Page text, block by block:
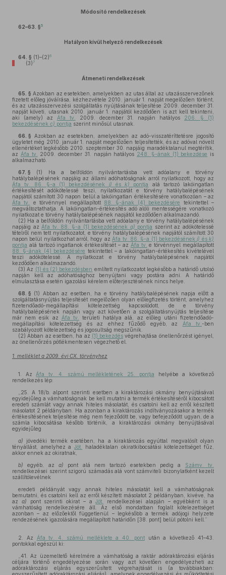
Módosító rendelkezések
62–63. §5
Hatályon kívül helyező rendelkezések
64. § (1)–(2)6
(3)7
Átmeneti rendelkezések
65. § Azokban az esetekben, amelyekben az utas által az utazásszervezőnek
fizetett előleg jóváírása, kézhezvétele 2010. január 1. napját megelőzően történt,
és az utazásszervezési szolgáltatás nyújtásának teljesítése 2009. december 31.
napját követi, utasnak 2010. január 1. napjától kezdődően is azt kell tekinteni,
aki (amely) az
Áfa tv. 2009. december 31. napján hatályos 206. § (1)
bekezdésének c) pontja szerint minősül utasnak.
66. § Azokban az esetekben, amelyekben az adó-visszatéríttetésre jogosító
ügyletet még 2010. január 1. napját megelőzően teljesítették, és az adóval növelt
ellenértéket legkésőbb 2010. szeptember 30. napjáig maradéktalanul megtérítik,
az Áfa tv. 2009. december 31. napján hatályos 248. §-ának (1) bekezdése is
alkalmazható.
67. § (1)
Ha a belföldön nyilvántartásba vett adóalany e törvény
hatálybalépésének napjáig az állami adóhatóságnak arról nyilatkozott, hogy az
Áfa tv. 86. §-a (1) bekezdésének j) és k) pontja
alá tartozó lakóingatlan
értékesítését adókötelessé teszi, nyilatkozatát e törvény hatálybalépésének
napjától számított 30 napon belül a lakóingatlan értékesítésére vonatkozóan – az
Áfa tv.
e törvénnyel megállapított 88. §-ának (4) bekezdésére
tekintettel –
megváltoztathatja. A lakóingatlan-értékesítés adó alóli mentességére vonatkozó
nyilatkozat e törvény hatálybalépésének napjától kezdődően alkalmazandó.
(2) Ha a belföldön nyilvántartásba vett adóalany e törvény hatálybalépésének
napjáig az Áfa tv. 88. §-a (1) bekezdésének a) pontja szerint az adókötelessé
tételről nem tett nyilatkozatot, e törvény hatálybalépésének napjától számított 30
napon belül nyilatkozhat arról, hogy az Áfa tv. 86. §-a (1) bekezdésénekj) ésk)
pontja alá tartozó ingatlanok értékesítését – az Áfa tv. e törvénnyel megállapított
88. §-ának (4) bekezdésére tekintettel – a lakóingatlan-értékesítés kivételével
teszi adókötelessé. A nyilatkozat e törvény hatálybalépésének napjától
kezdődően alkalmazandó.
(3) Az (1) és (2) bekezdésben említett nyilatkozatot legkésőbb a határidő utolsó
napján kell az adóhatósághoz benyújtani vagy postára adni. A határidő
elmulasztása esetén igazolási kérelem előterjesztésének nincs helye.
68. § (1) Abban az esetben, ha e törvény hatálybalépésének napja előtt a
szolgáltatásnyújtás teljesítését megelőzően olyan előlegfizetés történt, amelyhez
fizetendőadó-megállapítási kötelezettség kapcsolódott, de e törvény
hatálybalépésének napján vagy azt követően a szolgáltatásnyújtás teljesítése
már nem esik az
Áfa tv.
területi hatálya alá, az előleg utáni fizetendőadó-
megállapítási kötelezettség és az ehhez fűződő egyéb, az
Áfa tv.-ben
szabályozott kötelezettség és jogosultság megszűnik.
(2) Abban az esetben, ha az (1) bekezdés végrehajtása önellenőrzést igényel,
az önellenőrzés pótlékmentesen végezhető el.
1. melléklet a 2009. évi CX. törvényhez
1. Az Áfa tv. 4. számú mellékletének 25. pontja helyébe a következő
rendelkezés lép:
„25. A 18/b. alpont szerinti esetben a kiraktározási okmány benyújtásával
egyidejűleg a vámhatóságnak be kell mutatni a termék értékesítéséről kibocsátott
eredeti számlát vagy annak hiteles másolatát, és csatolni kell az erről készített
másolatot 2 példányban. Ha azonban a kiraktározás indítványozásakor a termék
értékesítésének teljesítése még nem fejeződött be, vagy befejeződött ugyan, de a
számla kibocsátása később történik, a kiraktározási okmány benyújtásával
egyidejűleg
a) jövedéki termék esetében, ha a kiraktározás egyúttal megvalósít olyan
tényállást, amelyhez aJöt.
haladéktalan okiratkibocsátási kötelezettséget fűz,
akkor ennek az okiratnak,
b) egyéb, az a) pont alá nem tartozó esetekben pedig a
Számv. tv.
rendelkezései szerint szigorú számadás alá vont számviteli bizonylatként kezelt
szállítólevélnek
eredeti példányát vagy annak hiteles másolatát kell a vámhatóságnak
bemutatni, és csatolni kell az erről készített másolatot 2 példányban, kivéve, ha
az a) pont szerinti okirat – aJöt.
rendelkezései alapján – egyébként is a
vámhatóság rendelkezésére áll. Az első mondatban foglalt kötelezettséget
azonban – az előzőektől függetlenül – legkésőbb a termék adójogi helyzete
rendezésének igazolására megállapított határidőn [38. pont] belül pótolni kell.”
2. Az Áfa tv. 4. számú melléklete a 40. pontután a következő 41–43.
pontokkal egészül ki:
„41. Az üzemeltető kérelmére a vámhatóság a raktár adóraktározási eljárás
céljára történő engedélyezése során vagy azt követően engedélyezheti az
adóraktározási eljárás egyszerűsített végrehajtását is (a továbbiakban: